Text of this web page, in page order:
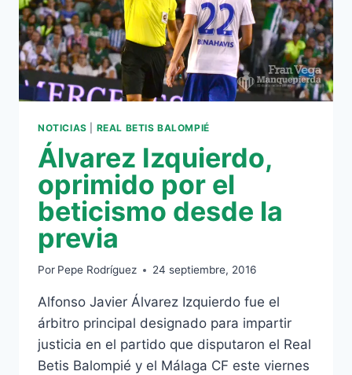
VOLVER
A
GANAR
NOTICIAS REAL BETIS BALOMPIÉ
Álvarez Izquierdo,
oprimido por el
beticismo desde la
previa
Por Pepe Rodríguez 24 septiembre, 2016
Alfonso Javier Álvarez Izquierdo fue el
árbitro principal designado para impartir
justicia en el partido que disputaron el Real
Betis Balompié y el Málaga CF este viernes